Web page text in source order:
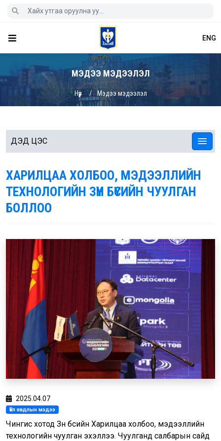
ENG
МЭДЭЭ МЭДЭЭЛЭЛ
Нүүр Мэдээ мэдээлэл
ДЭД ЦЭС
ХАРИЛЦАА ХОЛБОО, МЭДЭЭЛЛИЙН
ТЕХНОЛОГИЙН ЗҮҮН БҮСИЙН ЧУУЛГАН
БОЛЛОО
2025.04.07
Үйл явдлын мэдээ
Чингис хотод Зүүн бүсийн Харилцаа холбоо, мэдээллийн
технологийн чуулган эхэллээ. Чуулганд салбарын сайд